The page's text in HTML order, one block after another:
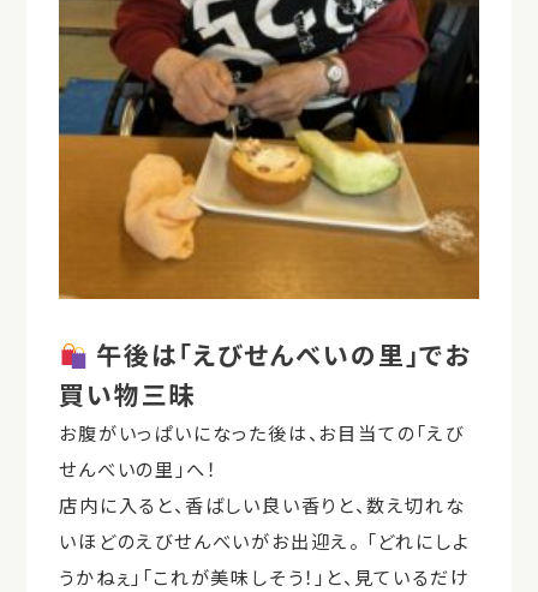
午後は「えびせんべいの里」でお
買い物三昧
お腹がいっぱいになった後は、お目当ての「えび
せんべいの里」へ！
店内に入ると、香ばしい良い香りと、数え切れな
いほどのえびせんべいがお出迎え。 「どれにしよ
うかねぇ」「これが美味しそう！」と、見ているだけ